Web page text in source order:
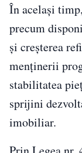
În același
precum
și creșterea
menținerii
stabilitatea
sprijini
imobiliar.